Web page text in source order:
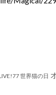
世界猫の日